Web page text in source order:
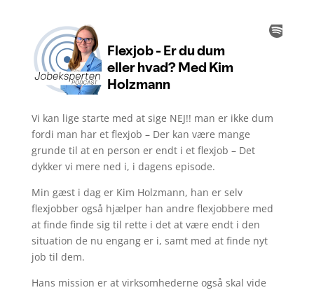
Vi kan lige starte med at sige NEJ!! man er ikke dum
fordi man har et flexjob – Der kan være mange
grunde til at en person er endt i et flexjob – Det
dykker vi mere ned i, i dagens episode.
Min gæst i dag er Kim Holzmann, han er selv
flexjobber også hjælper han andre flexjobbere med
at finde finde sig til rette i det at være endt i den
situation de nu engang er i, samt med at finde nyt
job til dem.
Hans mission er at virksomhederne også skal vide